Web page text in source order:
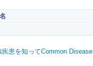
患を知ってCommon Disease